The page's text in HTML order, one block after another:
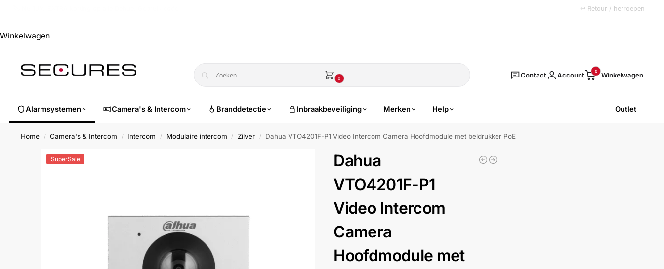
↩ Retour / herroepen
Winkelwagen
Zoeken
0 Contact Account 0
Alarmsystemen Camera's & Intercom Branddetectie Inbraakbeveiliging Merken Help Outlet
Home / Camera's & Intercom / Intercom / Modulaire intercom / Zilver / Dahua VTO4201F-P1 Video Intercom Camera Hoofdmodule met beldrukker PoE
SuperSale
Dahua
VTO4201F-P1
Video Intercom
Camera
Hoofdmodule met